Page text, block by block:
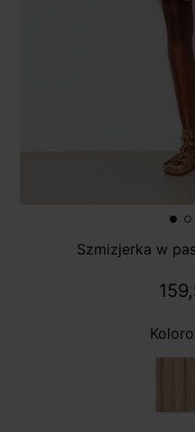
Szmizjerka w